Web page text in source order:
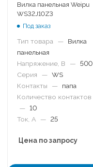
Вилка панельная Weipu
WS32J10Z3
Под заказ
Тип товара —
Вилка
панельная
Напряжение, В
— 500
Серия
— WS
Контакты
—
папа
Количество контактов
— 10
Ток, А
— 25
Цена по запросу